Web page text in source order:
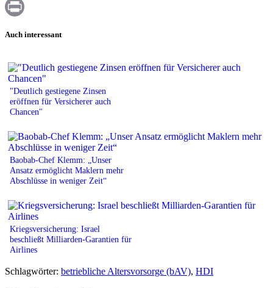
WhatsApp
Auch interessant
"Deutlich gestiegene Zinsen
eröffnen für Versicherer auch
Chancen"
Baobab-Chef Klemm: „Unser
Ansatz ermöglicht Maklern mehr
Abschlüsse in weniger Zeit“
Kriegsversicherung: Israel
beschließt Milliarden-Garantien für
Airlines
Schlagwörter: betriebliche Altersvorsorge (bAV), HDI